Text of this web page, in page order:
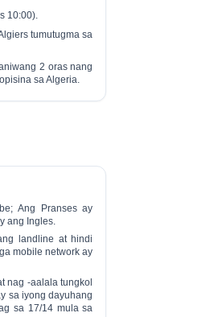
10:00).
tumutugma sa
2 oras nang
sa Algeria.
Ang Pranses ay
ang Ingles.
landline at hindi
mobile network ay
nag -aalala tungkol
sa iyong dayuhang
sa 17/14 mula sa